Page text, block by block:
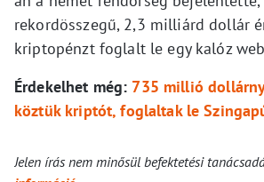
rekordösszegű, 2,3 milliárd dollár
kriptopénzt foglalt le egy kalóz
Érdekelhet még: 735 millió
köztük kriptót, foglaltak le
Jelen írás nem minősül befektetési